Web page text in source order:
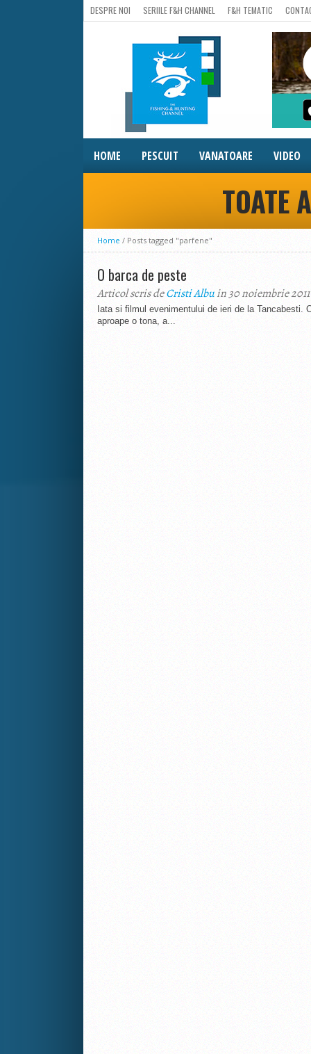
DESPRE NOI SERIILE F&H CHANNEL F&H TEMATIC
HOME PESCUIT VANATOARE VIDEO
TOATE
Home / Posts tagged "parfene"
O barca de peste
Articol scris deCristi Albuin 30 noiembrie 2011
Iata si filmul evenimentului de ieri de la
aproape o tona, a...